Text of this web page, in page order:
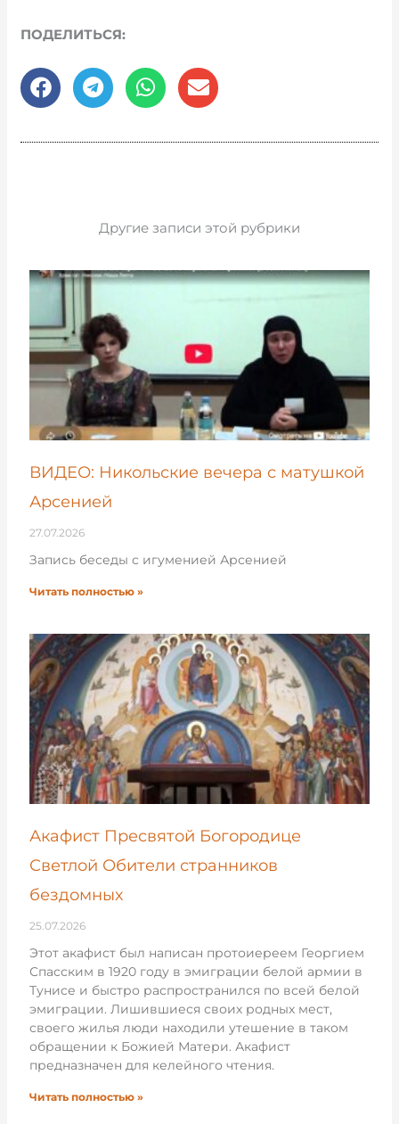
ПОДЕЛИТЬСЯ:
Другие записи этой рубрики
ВИДЕО: Никольские вечера с матушкой
Арсенией
27.07.2026
Запись беседы с игуменией Арсенией
Читать полностью »
Акафист Пресвятой Богородице
Светлой Обители странников
бездомных
25.07.2026
Этот акафист был написан протоиереем Георгием
Спасским в 1920 году в эмиграции белой армии в
Тунисе и быстро распространился по всей белой
эмиграции. Лишившиеся своих родных мест,
своего жилья люди находили утешение в таком
обращении к Божией Матери. Акафист
предназначен для келейного чтения.
Читать полностью »